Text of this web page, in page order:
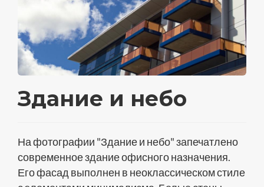
Здание и небо
На фотографии "Здание и небо" запечатлено
современное здание офисного назначения.
Его фасад выполнен в неоклассическом стиле